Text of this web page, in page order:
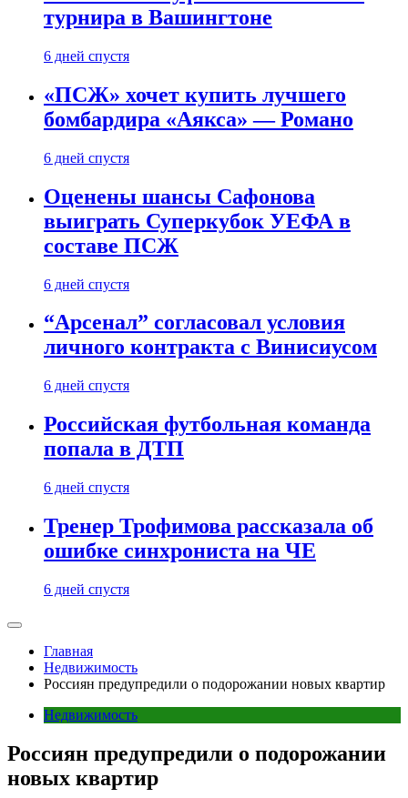
турнира в Вашингтоне
6 дней спустя
«ПСЖ» хочет купить лучшего
бомбардира «Аякса» — Романо
6 дней спустя
Оценены шансы Сафонова
выиграть Суперкубок УЕФА в
составе ПСЖ
6 дней спустя
“Арсенал” согласовал условия
личного контракта с Винисиусом
6 дней спустя
Российская футбольная команда
попала в ДТП
6 дней спустя
Тренер Трофимова рассказала об
ошибке синхрониста на ЧЕ
6 дней спустя
Главная
Недвижимость
Россиян предупредили о подорожании новых квартир
Недвижимость
Россиян предупредили о подорожании
новых квартир